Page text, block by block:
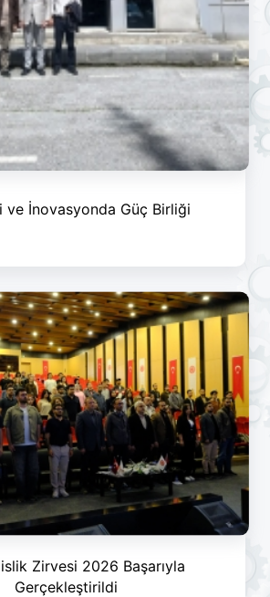
ve İnovasyonda Güç Birliği
Zirvesi 2026 Başarıyla
Gerçekleştirildi